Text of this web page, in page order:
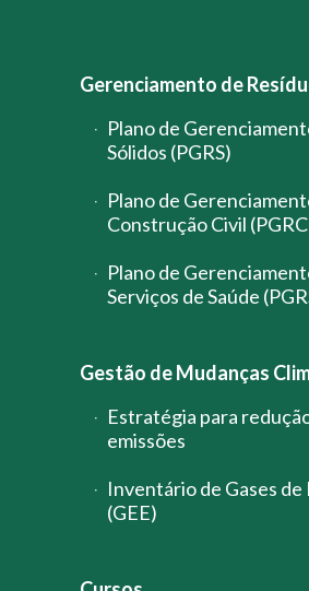
Gerenciamento de
Plano de
Sólidos (PGRS)
Plano de
Construção Civil
Plano de
Serviços de Saúde
Gestão de Mudanças
Estratégia para
emissões
Inventário de Gases
(GEE)